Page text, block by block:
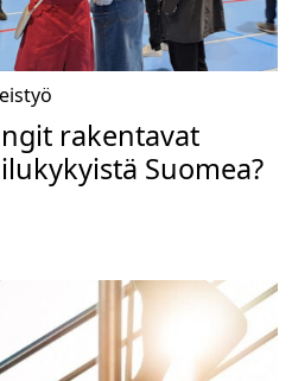
rakentavat
Suomea?